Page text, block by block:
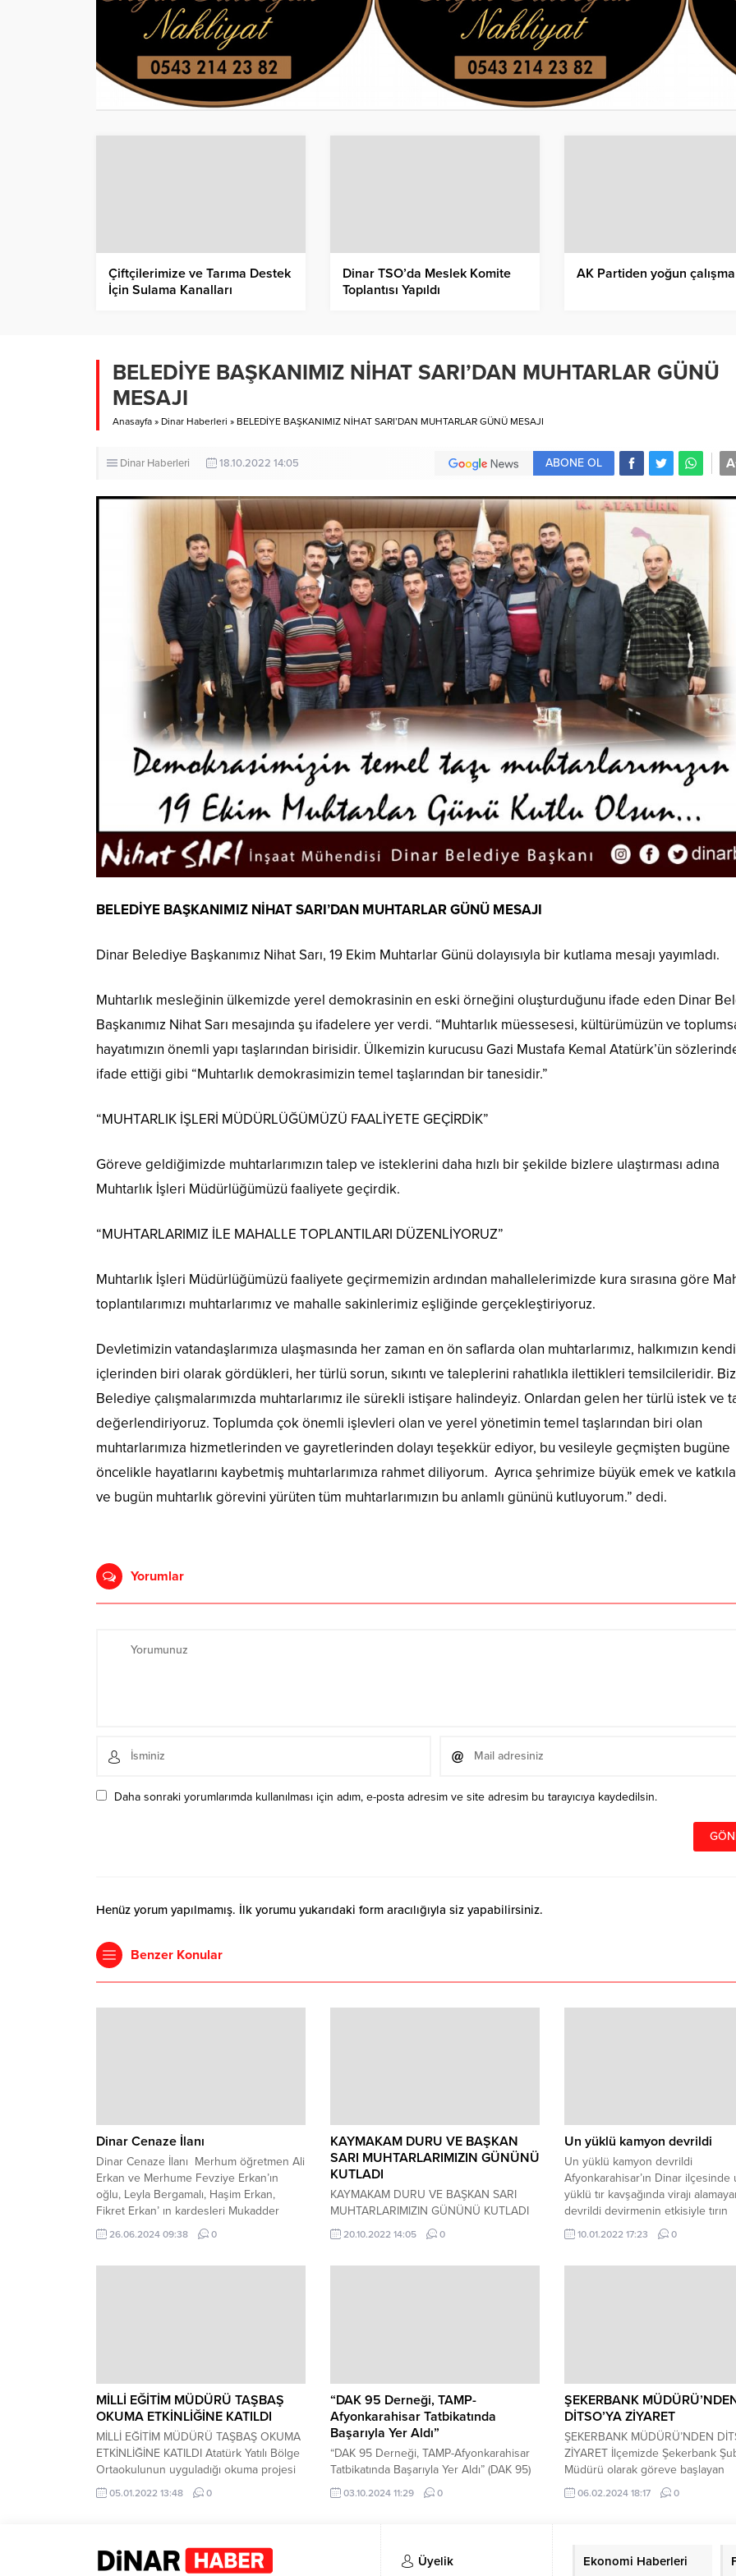
Çiftçilerimize ve Tarıma Destek
İçin Sulama Kanalları
Dinar TSO’da Meslek Komite
Toplantısı Yapıldı
AK Partiden yoğun çalışma
BELEDİYE BAŞKANIMIZ NİHAT SARI’DAN MUHTARLAR GÜNÜ
MESAJI
Anasayfa » Dinar Haberleri » BELEDİYE BAŞKANIMIZ NİHAT SARI’DAN MUHTARLAR GÜNÜ MESAJI
Dinar Haberleri 18.10.2022 14:05 A
ABONE OL
BELEDİYE BAŞKANIMIZ NİHAT SARI’DAN MUHTARLAR GÜNÜ MESAJI
Dinar Belediye Başkanımız Nihat Sarı, 19 Ekim Muhtarlar Günü dolayısıyla bir kutlama mesajı yayımladı.
Muhtarlık mesleğinin ülkemizde yerel demokrasinin en eski örneğini oluşturduğunu ifade eden Dinar
Başkanımız Nihat Sarı mesajında şu ifadelere yer verdi. “Muhtarlık müessesesi, kültürümüzün ve
hayatımızın önemli yapı taşlarından birisidir. Ülkemizin kurucusu Gazi Mustafa Kemal Atatürk’ün
ifade ettiği gibi “Muhtarlık demokrasimizin temel taşlarından bir tanesidir.”
“MUHTARLIK İŞLERİ MÜDÜRLÜĞÜMÜZÜ FAALİYETE GEÇİRDİK”
Göreve geldiğimizde muhtarlarımızın talep ve isteklerini daha hızlı bir şekilde bizlere ulaştırması adına
Muhtarlık İşleri Müdürlüğümüzü faaliyete geçirdik.
“MUHTARLARIMIZ İLE MAHALLE TOPLANTILARI DÜZENLİYORUZ”
Muhtarlık İşleri Müdürlüğümüzü faaliyete geçirmemizin ardından mahallelerimizde kura sırasına göre
toplantılarımızı muhtarlarımız ve mahalle sakinlerimiz eşliğinde gerçekleştiriyoruz.
Devletimizin vatandaşlarımıza ulaşmasında her zaman en ön saflarda olan muhtarlarımız, halkımızın kendi
içlerinden biri olarak gördükleri, her türlü sorun, sıkıntı ve taleplerini rahatlıkla ilettikleri temsilcileridir.
Belediye çalışmalarımızda muhtarlarımız ile sürekli istişare halindeyiz. Onlardan gelen her türlü istek ve
değerlendiriyoruz. Toplumda çok önemli işlevleri olan ve yerel yönetimin temel taşlarından biri olan
muhtarlarımıza hizmetlerinden ve gayretlerinden dolayı teşekkür ediyor, bu vesileyle geçmişten bugüne
öncelikle hayatlarını kaybetmiş muhtarlarımıza rahmet diliyorum. Ayrıca şehrimize büyük emek ve
ve bugün muhtarlık görevini yürüten tüm muhtarlarımızın bu anlamlı gününü kutluyorum.” dedi.
Yorumlar
Daha sonraki yorumlarımda kullanılması için adım, e-posta adresim ve site adresim bu tarayıcıya kaydedilsin.
Henüz yorum yapılmamış. İlk yorumu yukarıdaki form aracılığıyla siz yapabilirsiniz.
Benzer Konular
Dinar Cenaze İlanı
Dinar Cenaze İlanı Merhum öğretmen Ali
Erkan ve Merhume Fevziye Erkan’ın
oğlu, Leyla Bergamalı, Haşim Erkan,
Fikret Erkan’ ın kardesleri Mukadder
Delice’nin abisi, Meriç Erkan ve Avukat
Ceyhun Erkan’ ın babaları, Fadime Erkan’
26.06.2024 09:38 0
KAYMAKAM DURU VE BAŞKAN
SARI MUHTARLARIMIZIN GÜNÜNÜ
KUTLADI
KAYMAKAM DURU VE BAŞKAN SARI
MUHTARLARIMIZIN GÜNÜNÜ KUTLADI
Kaymakamımız Kemal Duru Belediye
Başkanı Nihat Sarı ile birlikte Muhtarlar
20.10.2022 14:05 0
Un yüklü kamyon devrildi
Un yüklü kamyon devrildi
Afyonkarahisar’ın Dinar ilçesinde
yüklü tır kavşağında virajı
devrildi devirmenin etkisiyle tırın
kasasında bulunan onlar etrafa
olayla ilgili yaralanan ya da ölen
10.01.2022 17:23 0
MİLLİ EĞİTİM MÜDÜRÜ TAŞBAŞ
OKUMA ETKİNLİĞİNE KATILDI
MİLLİ EĞİTİM MÜDÜRÜ TAŞBAŞ OKUMA
ETKİNLİĞİNE KATILDI Atatürk Yatılı Bölge
Ortaokulunun uyguladığı okuma projesi
etkinliğine İlçe Milli Eğitim Ufuk Taşbaş ve
Şube Müdürü Arif Coşkun da katıldı.
geliştirildiği, kitap okuma yarışmalarının
gerçekleştirildiği proje başarılı bir şekilde
05.01.2022 13:48 0
“DAK 95 Derneği, TAMP-
Afyonkarahisar Tatbikatında
Başarıyla Yer Aldı”
“DAK 95 Derneği, TAMP-Afyonkarahisar
Tatbikatında Başarıyla Yer Aldı” (DAK 95)
Dinar Arama Kurtarma 1995 Derneği
Afyon’da yapılan TAMP tatbikatına ekip ve
Derneğinin başarı ile tamamladığı
tatbikata katılmasında desteklerini
esirgemeyen Dinar Kaymakamımıza,
03.10.2024 11:29 0
ŞEKERBANK
DİTSO’YA ZİYARET
ŞEKERBANK MÜDÜRÜ’NDEN
ZİYARET İlçemizde Şekerbank
Müdürü olarak göreve başlayan
hemşehrimiz Aydın ALDEMİR
Kurulu başkanımız Veli ÖZCAN’ ı
06.02.2024 18:17 0
Üyelik Ekonomi Haberleri